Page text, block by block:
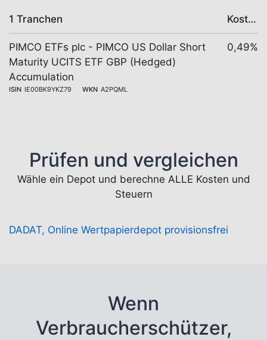
1 Tranchen Kosten
PIMCO ETFs plc - PIMCO US Dollar Short
Maturity UCITS ETF GBP (Hedged)
Accumulation
ISIN IE00BK9YKZ79 WKN A2PQML
0,49%
Prüfen und vergleichen
Wähle ein Depot und berechne ALLE Kosten und
Steuern
DADAT, Online Wertpapierdepot provisionsfrei
Wenn
Verbraucherschützer,